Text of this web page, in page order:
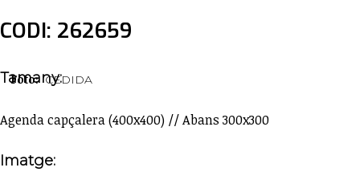
CODI: 262659
Foto: CEDIDA
Tamany:
Agenda capçalera (400x400) // Abans 300x300
Imatge: